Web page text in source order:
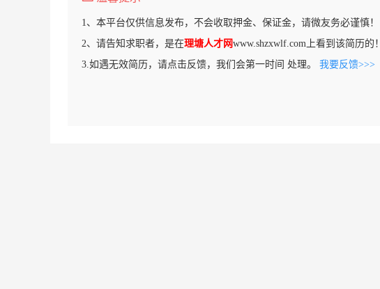
1、本平台仅供信息发布，不会收取押金、保证金，请微友务必谨慎！
2、请告知求职者，是在理塘人才网www.shzxwlf.com上看到该简历的！
3.如遇无效简历，请点击反馈，我们会第一时间 处理。 我要反馈>>>